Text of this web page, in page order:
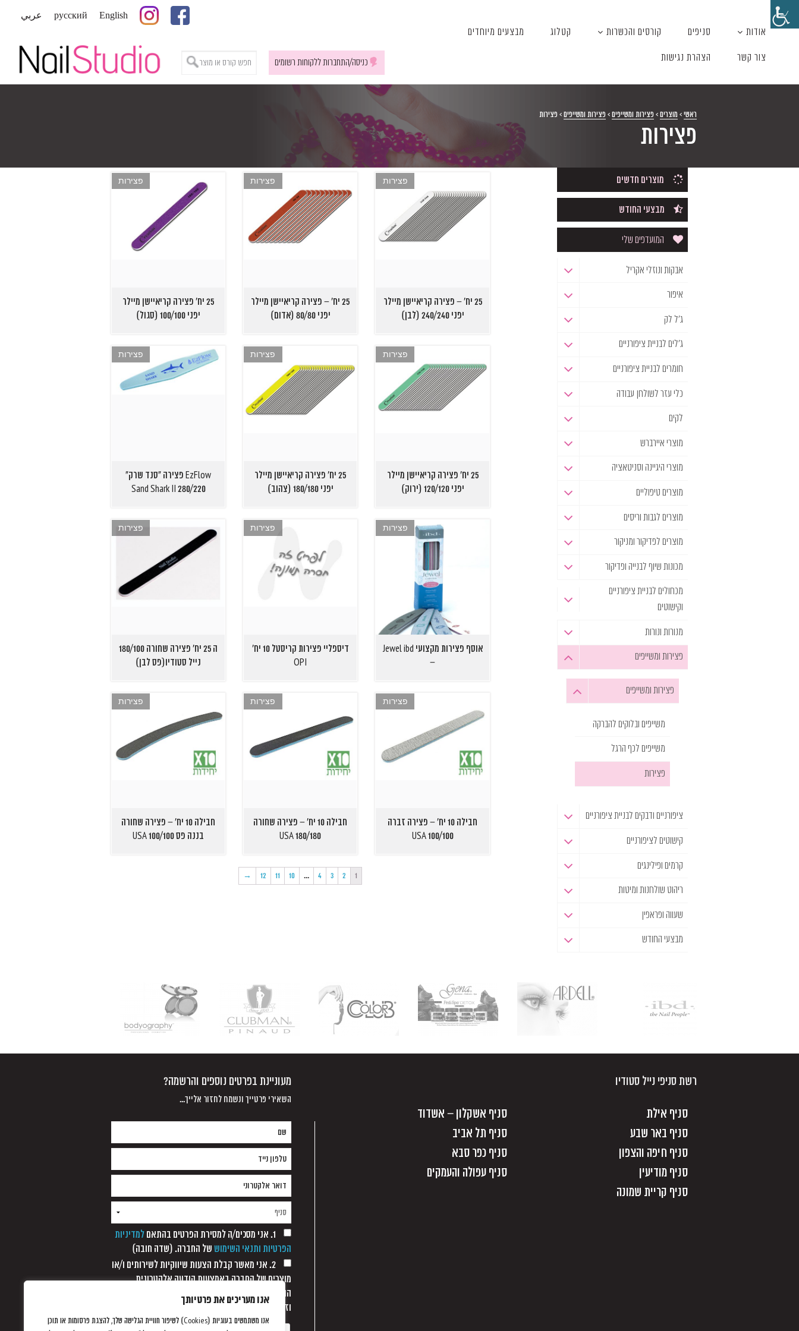
אנו מעריכים את פרטיותך
אנו משתמשים בעוגיות (Cookies) לשיפור חוויית הגלישה שלך, להצגת פרסומות או תוכן
אודות סניפים קורסים והכשרות קטלוג מבצעים מיוחדים
צור קשר הצהרת נגישות
English
русский عربي
כניסה/התחברות ללקוחות רשומים
ראשי > מוצרים > פצירות ומשייפים > פצירות ומשייפים > פצירות
פצירות
מוצרים חדשים
מבצעי החודש
המועדפים שלי
אבקות ונוזלי אקריל
איפור
ג'ל לק
ג'לים לבניית ציפורניים
חומרים לבניית ציפורניים
כלי עזר לשולחן עבודה
לקים
מוצרי איירברש
מוצרי היגיינה וסניטאציה
מוצרים טיפוליים
מוצרים לגבות וריסים
מוצרים לפדיקור ומניקור
מכונות שיוף לבנייה ופדיקור
מכחולים לבניית ציפורניים
וקישוטים
מנורות ונורות
פצירות ומשייפים
פצירות ומשייפים
משייפים ובלוקים להברקה
משייפים לכף הרגל
פצירות
ציפורניים ודבקים לבניית ציפורניים
קישוטים לציפורניים
קרמים ופילינגים
ריהוט שולחנות ומיטות
שעווה ופראפין
מבצעי החודש
פצירות
25 יח' – פצירה קריאיישן מיילר
יפני 240/240 (לבן)
פצירות
25 יח' – פצירה קריאיישן מיילר
יפני 80/80 (אדום)
פצירות
25 יח' פצירה קריאיישן מיילר
יפני 100/100 (סגול)
פצירות
25 יח' פצירה קריאיישן מיילר
יפני 120/120 (ירוק)
פצירות
25 יח' פצירה קריאיישן מיילר
יפני 180/180 (צהוב)
פצירות
EzFlow פצירה "סנד שרק"
280/220 Sand Shark II
פצירות
אוסף פצירות מקצועי Jewel ibd
–
פצירות
דיספליי פצירות קריסטל 10 יח'
OPI
פצירות
ה 25 יח' פצירה שחורה 180/100
נייל סטודיו(פס לבן)
פצירות
חבילה 10 יח' – פצירה זברה
USA 100/100
פצירות
חבילה 10 יח' – פצירה שחורה
USA 180/180
פצירות
חבילה 10 יח' – פצירה שחורה
בננה פס USA 100/100
1
2
3
4
…
10
11
12
→
רשת סניפי נייל סטודיו
סניף אילת
סניף אשקלון – אשדוד
סניף באר שבע
סניף תל אביב
סניף חיפה והצפון
סניף כפר סבא
סניף מודיעין
סניף עפולה והעמקים
סניף קריית שמונה
מעוניינת בפרטים נוספים והרשמה?
השאירי פרטייך ונשמח לחזור אלייך...
1. אני מסכים/ה למסירת הפרטים בהתאם
למדיניות
הפרטיות ותנאי השימוששל החברה. (שדה חובה)
2. אני מאשר קבלת הצעות שיווקיות לשירותים ו/או
מוצרים של החברה באמצעות הודעה אלקטרונית,
הודעת מסר קצר, מערכת חיוג אוטומטית ופקסימיליה,
וזאת כל עוד לא נתקבלה כל הודעה אחרת ממני/